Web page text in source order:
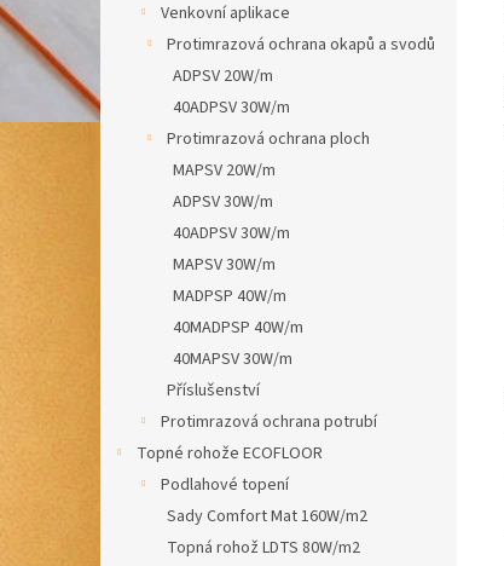
Venkovní aplikace
Protimrazová ochrana okapů a svodů
ADPSV 20W/m
40ADPSV 30W/m
Protimrazová ochrana ploch
MAPSV 20W/m
ADPSV 30W/m
40ADPSV 30W/m
MAPSV 30W/m
MADPSP 40W/m
40MADPSP 40W/m
40MAPSV 30W/m
Příslušenství
Protimrazová ochrana potrubí
Topné rohože ECOFLOOR
Podlahové topení
Sady Comfort Mat 160W/m2
Topná rohož LDTS 80W/m2